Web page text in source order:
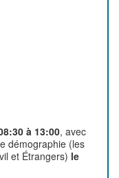
à 13:00, avec
démographie (les
et Étrangers) le